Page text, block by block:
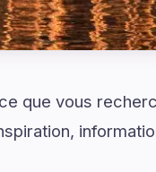
que vous